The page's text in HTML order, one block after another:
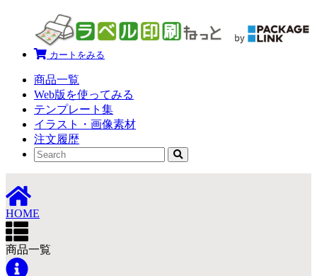
カートをみる
商品一覧
Web版を使ってみる
テンプレート集
イラスト・画像素材
注文履歴
HOME
商品一覧